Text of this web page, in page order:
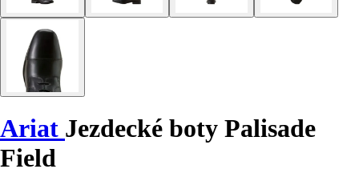
Ariat Jezdecké boty Palisade
Field